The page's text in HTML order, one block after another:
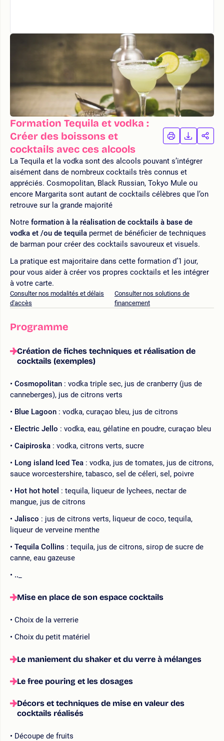
Formation Tequila et vodka :
Créer des boissons et
cocktails avec ces alcools
IMPRIMER
LA
LA
La Tequila et la vodka sont des alcools pouvant s’intégrer
aisément dans de nombreux cocktails très connus et
appréciés. Cosmopolitan, Black Russian, Tokyo Mule ou
encore Margarita sont autant de cocktails célèbres que l’on
retrouve sur la grande majorité
Notre formation à la réalisation de cocktails à base de
vodka et /ou de tequila permet de bénéficier de techniques
de barman pour créer des cocktails savoureux et visuels.
La pratique est majoritaire dans cette formation d’1 jour,
pour vous aider à créer vos propres cocktails et les intégrer
à votre carte.
Consulter nos modalités et délais
d'accès
Consulter nos solutions de
financement
Programme
Création de fiches techniques et réalisation de
cocktails (exemples)
Cosmopolitan : vodka triple sec, jus de cranberry (jus de
canneberges), jus de citrons verts
Blue Lagoon : vodka, curaçao bleu, jus de citrons
Electric Jello : vodka, eau, gélatine en poudre, curaçao bleu
Caipiroska : vodka, citrons verts, sucre
Long island Iced Tea : vodka, jus de tomates, jus de citrons,
sauce worcestershire, tabasco, sel de céleri, sel, poivre
Hot hot hotel : tequila, liqueur de lychees, nectar de
mangue, jus de citrons
Jalisco : jus de citrons verts, liqueur de coco, tequila,
liqueur de verveine menthe
Tequila Collins : tequila, jus de citrons, sirop de sucre de
canne, eau gazeuse
..
Mise en place de son espace cocktails
Choix de la verrerie
Choix du petit matériel
Le maniement du shaker et du verre à mélanges
Le free pouring et les dosages
Décors et techniques de mise en valeur des
cocktails réalisés
Découpe de fruits